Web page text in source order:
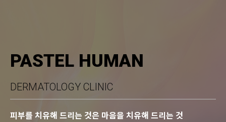
PASTEL HUMAN
DERMATOLOGY CLINIC
피부를 치유해 드리는 것은 마음을 치유해 드리는 것